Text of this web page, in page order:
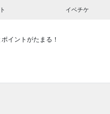
イベチケ
イントがたまる！